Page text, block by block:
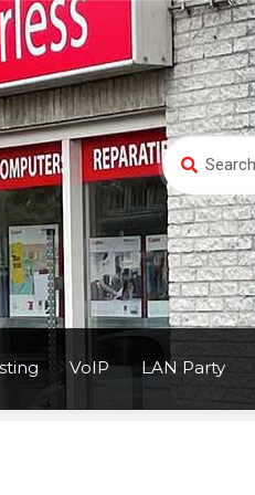
Search
for:
Search
VoIP LAN Party